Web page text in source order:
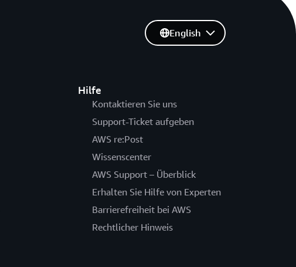
Hilfe
Kontaktieren Sie uns
Support-Ticket aufgeben
AWS re:Post
Wissenscenter
AWS Support – Überblick
Erhalten Sie Hilfe von Experten
Barrierefreiheit bei AWS
Rechtlicher Hinweis
English